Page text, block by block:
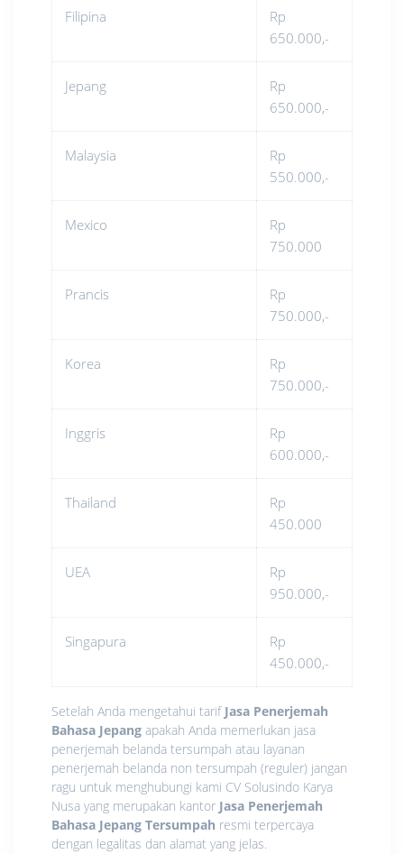
Filipina
Rp
650.000,-
Jepang
Rp
650.000,-
Malaysia
Rp
550.000,-
Mexico
Rp
750.000
Prancis
Rp
750.000,-
Korea
Rp
750.000,-
Inggris
Rp
600.000,-
Thailand
Rp
450.000
UEA
Rp
950.000,-
Singapura
Rp
450.000,-
Setelah Anda mengetahui tarif Jasa Penerjemah
Bahasa Jepang apakah Anda memerlukan jasa
penerjemah belanda tersumpah atau layanan
penerjemah belanda non tersumpah (reguler) jangan
ragu untuk menghubungi kami CV Solusindo Karya
Nusa yang merupakan kantor Jasa Penerjemah
Bahasa Jepang Tersumpah resmi terpercaya
dengan legalitas dan alamat yang jelas.